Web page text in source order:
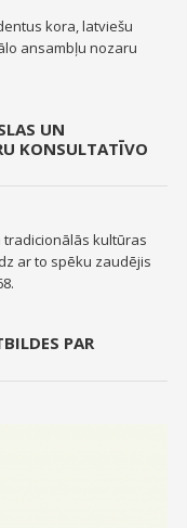
kora, latviešu
ansambļu nozaru
UN
KONSULTATĪVO
tradicionālās kultūras
ar to spēku zaudējis
PAR